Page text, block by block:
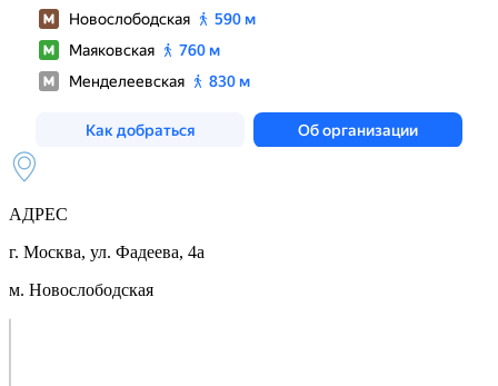
АДРЕС
г. Москва, ул. Фадеева, 4а
м. Новослободская